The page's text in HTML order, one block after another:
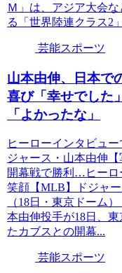
Ｍ」は、アジア大会
る「世界陸連クラス2
芸能スポーツ
山本由伸、日本で
喜び「幸せでした
「よかったな」
ヒーローインタビュ
ジャース・山本由伸【
開幕戦で勝利…ヒーロ
笑顔【MLB】ドジャ
（18日・東京ドーム
本由伸投手が18日、
たカブスとの開幕...
芸能スポーツ